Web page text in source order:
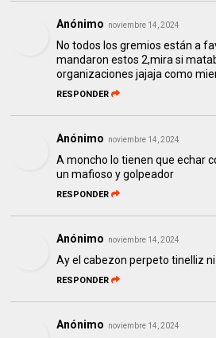
Anónimo noviembre 14, 2024
No todos los gremios están a
mandaron estos 2,mira si
organizaciones jajaja como
RESPONDER
Anónimo noviembre 14, 2024
A moncho lo tienen que echar
un mafioso y golpeador
RESPONDER
Anónimo noviembre 14, 2024
Ay el cabezon perpeto tinelliz
RESPONDER
Anónimo noviembre 14, 2024